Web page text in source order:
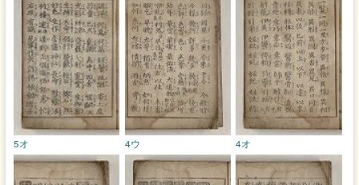
4オ
4ウ
5オ